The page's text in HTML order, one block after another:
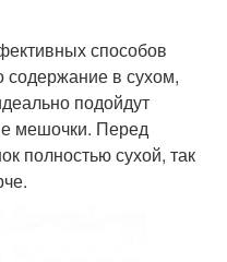
способов
содержание в сухом,
подойдут
мешочки. Перед
полностью сухой, так